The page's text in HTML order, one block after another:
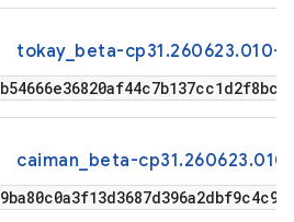
tokay_beta-
caiman_beta-